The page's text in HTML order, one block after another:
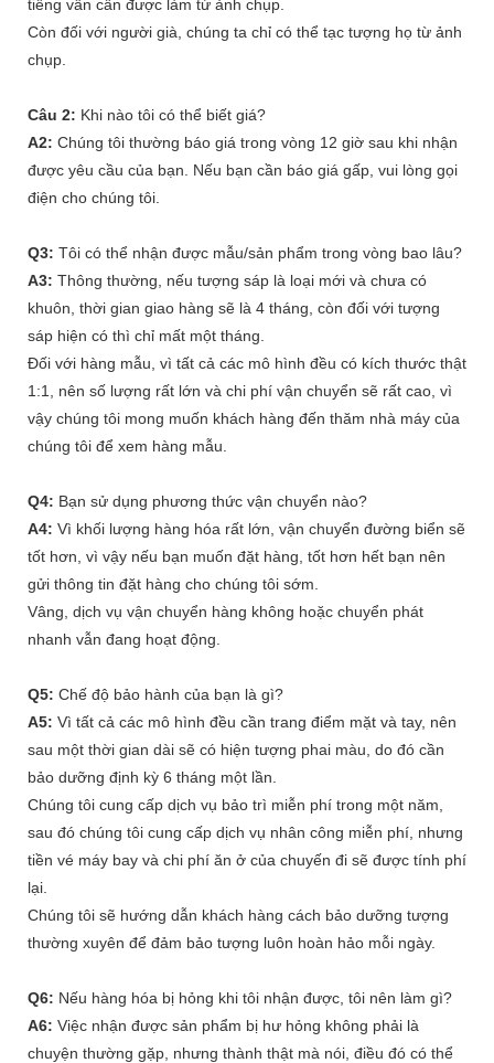
tiếng vẫn cần được làm từ ảnh chụp.
Còn đối với người già, chúng ta chỉ có thể tạc tượng họ từ ảnh
chụp.
Câu 2: Khi nào tôi có thể biết giá?
A2: Chúng tôi thường báo giá trong vòng 12 giờ sau khi nhận
được yêu cầu của bạn. Nếu bạn cần báo giá gấp, vui lòng gọi
điện cho chúng tôi.
Q3: Tôi có thể nhận được mẫu/sản phẩm trong vòng bao lâu?
A3: Thông thường, nếu tượng sáp là loại mới và chưa có
khuôn, thời gian giao hàng sẽ là 4 tháng, còn đối với tượng
sáp hiện có thì chỉ mất một tháng.
Đối với hàng mẫu, vì tất cả các mô hình đều có kích thước thật
1:1, nên số lượng rất lớn và chi phí vận chuyển sẽ rất cao, vì
vậy chúng tôi mong muốn khách hàng đến thăm nhà máy của
chúng tôi để xem hàng mẫu.
Q4: Bạn sử dụng phương thức vận chuyển nào?
A4: Vì khối lượng hàng hóa rất lớn, vận chuyển đường biển sẽ
tốt hơn, vì vậy nếu bạn muốn đặt hàng, tốt hơn hết bạn nên
gửi thông tin đặt hàng cho chúng tôi sớm.
Vâng, dịch vụ vận chuyển hàng không hoặc chuyển phát
nhanh vẫn đang hoạt động.
Q5: Chế độ bảo hành của bạn là gì?
A5: Vì tất cả các mô hình đều cần trang điểm mặt và tay, nên
sau một thời gian dài sẽ có hiện tượng phai màu, do đó cần
bảo dưỡng định kỳ 6 tháng một lần.
Chúng tôi cung cấp dịch vụ bảo trì miễn phí trong một năm,
sau đó chúng tôi cung cấp dịch vụ nhân công miễn phí, nhưng
tiền vé máy bay và chi phí ăn ở của chuyến đi sẽ được tính phí
lại.
Chúng tôi sẽ hướng dẫn khách hàng cách bảo dưỡng tượng
thường xuyên để đảm bảo tượng luôn hoàn hảo mỗi ngày.
Q6: Nếu hàng hóa bị hỏng khi tôi nhận được, tôi nên làm gì?
A6: Việc nhận được sản phẩm bị hư hỏng không phải là
chuyện thường gặp, nhưng thành thật mà nói, điều đó có thể